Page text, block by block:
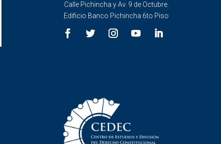
Calle Pichincha y Av. 9 de Octubre.
Edificio Banco Pichincha 6to Piso